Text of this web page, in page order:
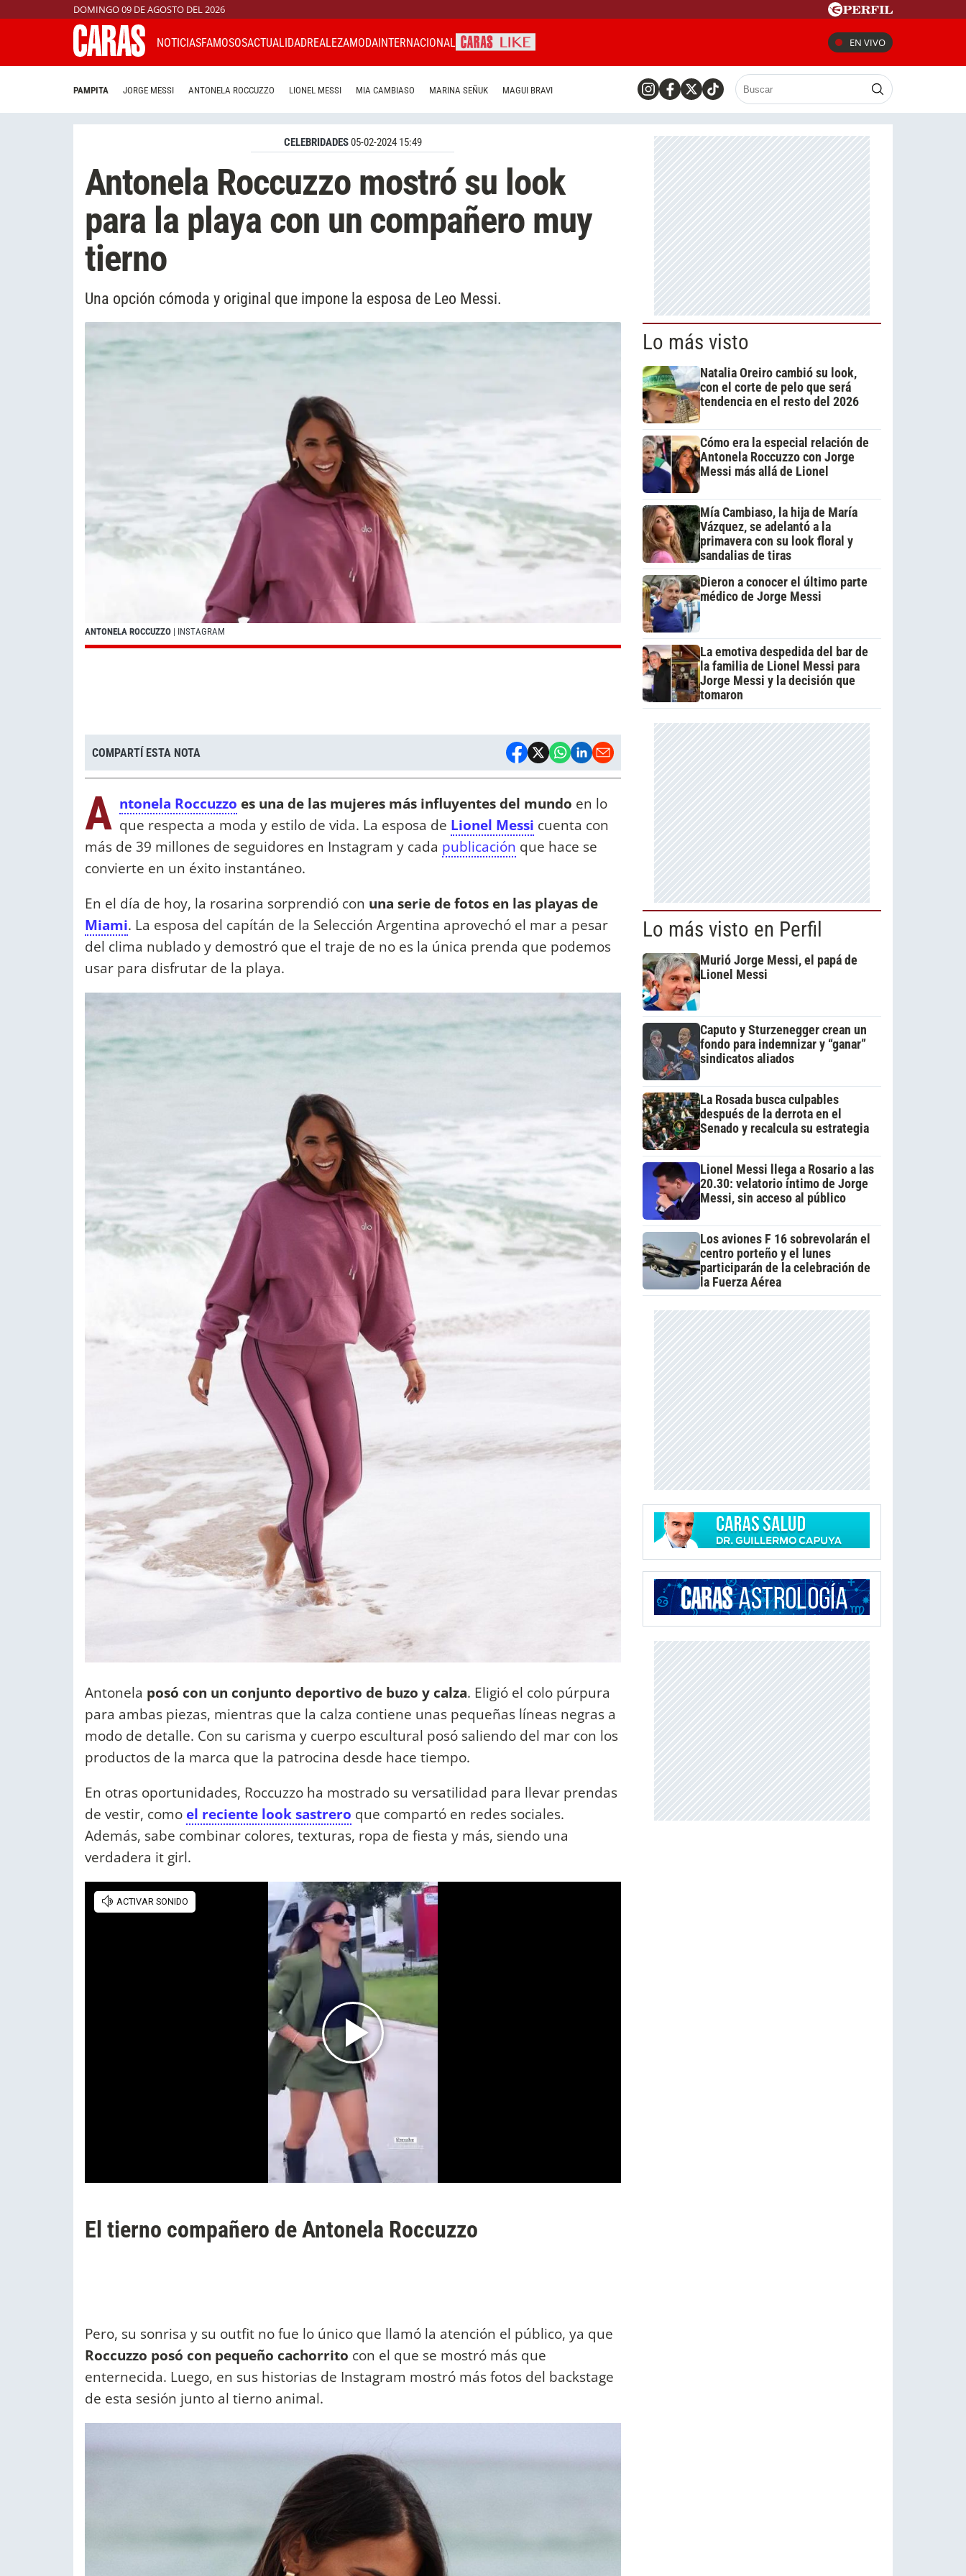
DOMINGO 09 DE AGOSTO DEL 2026
NOTICIASFAMOSOSACTUALIDADREALEZAMODAINTERNACIONAL EN VIVO
PAMPITA JORGE MESSI ANTONELA ROCCUZZO LIONEL MESSI MIA CAMBIASO MARINA SEÑUK MAGUI BRAVI
CELEBRIDADES05-02-2024 15:49
Antonela Roccuzzo mostró su look
para la playa con un compañero muy
tierno
Una opción cómoda y original que impone la esposa de Leo Messi.
ANTONELA ROCCUZZO | INSTAGRAM
COMPARTÍ ESTA NOTA
A ntonela Roccuzzo es una de las mujeres más influyentes del mundo en lo
que respecta a moda y estilo de vida. La esposa de Lionel Messi cuenta con
más de 39 millones de seguidores en Instagram y cada publicación que hace se
convierte en un éxito instantáneo.
En el día de hoy, la rosarina sorprendió con una serie de fotos en las playas de
Miami. La esposa del capítán de la Selección Argentina aprovechó el mar a pesar
del clima nublado y demostró que el traje de no es la única prenda que podemos
usar para disfrutar de la playa.
Antonela posó con un conjunto deportivo de buzo y calza. Eligió el colo púrpura
para ambas piezas, mientras que la calza contiene unas pequeñas líneas negras a
modo de detalle. Con su carisma y cuerpo escultural posó saliendo del mar con los
productos de la marca que la patrocina desde hace tiempo.
En otras oportunidades, Roccuzzo ha mostrado su versatilidad para llevar prendas
de vestir, como el reciente look sastrero que compartó en redes sociales.
Además, sabe combinar colores, texturas, ropa de fiesta y más, siendo una
verdadera it girl.
El tierno compañero de Antonela Roccuzzo
Pero, su sonrisa y su outfit no fue lo único que llamó la atención el público, ya que
Roccuzzo posó con pequeño cachorrito con el que se mostró más que
enternecida. Luego, en sus historias de Instagram mostró más fotos del backstage
de esta sesión junto al tierno animal.
Lo más visto
Natalia Oreiro cambió su look,
con el corte de pelo que será
tendencia en el resto del 2026
Cómo era la especial relación de
Antonela Roccuzzo con Jorge
Messi más allá de Lionel
Mía Cambiaso, la hija de María
Vázquez, se adelantó a la
primavera con su look floral y
sandalias de tiras
Dieron a conocer el último parte
médico de Jorge Messi
La emotiva despedida del bar de
la familia de Lionel Messi para
Jorge Messi y la decisión que
tomaron
Lo más visto en Perfil
Murió Jorge Messi, el papá de
Lionel Messi
Caputo y Sturzenegger crean un
fondo para indemnizar y “ganar”
sindicatos aliados
La Rosada busca culpables
después de la derrota en el
Senado y recalcula su estrategia
Lionel Messi llega a Rosario a las
20.30: velatorio íntimo de Jorge
Messi, sin acceso al público
Los aviones F 16 sobrevolarán el
centro porteño y el lunes
participarán de la celebración de
la Fuerza Aérea